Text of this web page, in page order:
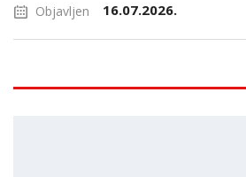
Objavljen 16.07.2026.